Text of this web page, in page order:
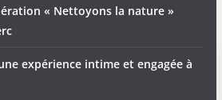
« Nettoyons la nature »
expérience intime et engagée à